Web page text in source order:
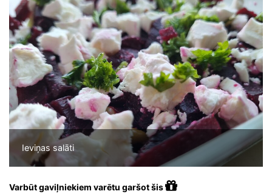
Ieviņas salāti
Varbūt gaviļniekiem varētu garšot šis